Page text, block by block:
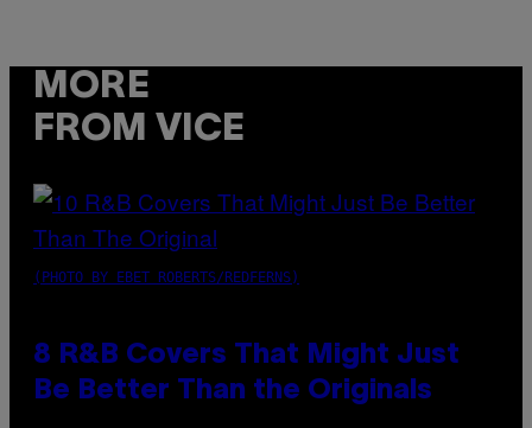
MORE
FROM VICE
(PHOTO BY EBET ROBERTS/REDFERNS)
8 R&B Covers That Might Just
Be Better Than the Originals